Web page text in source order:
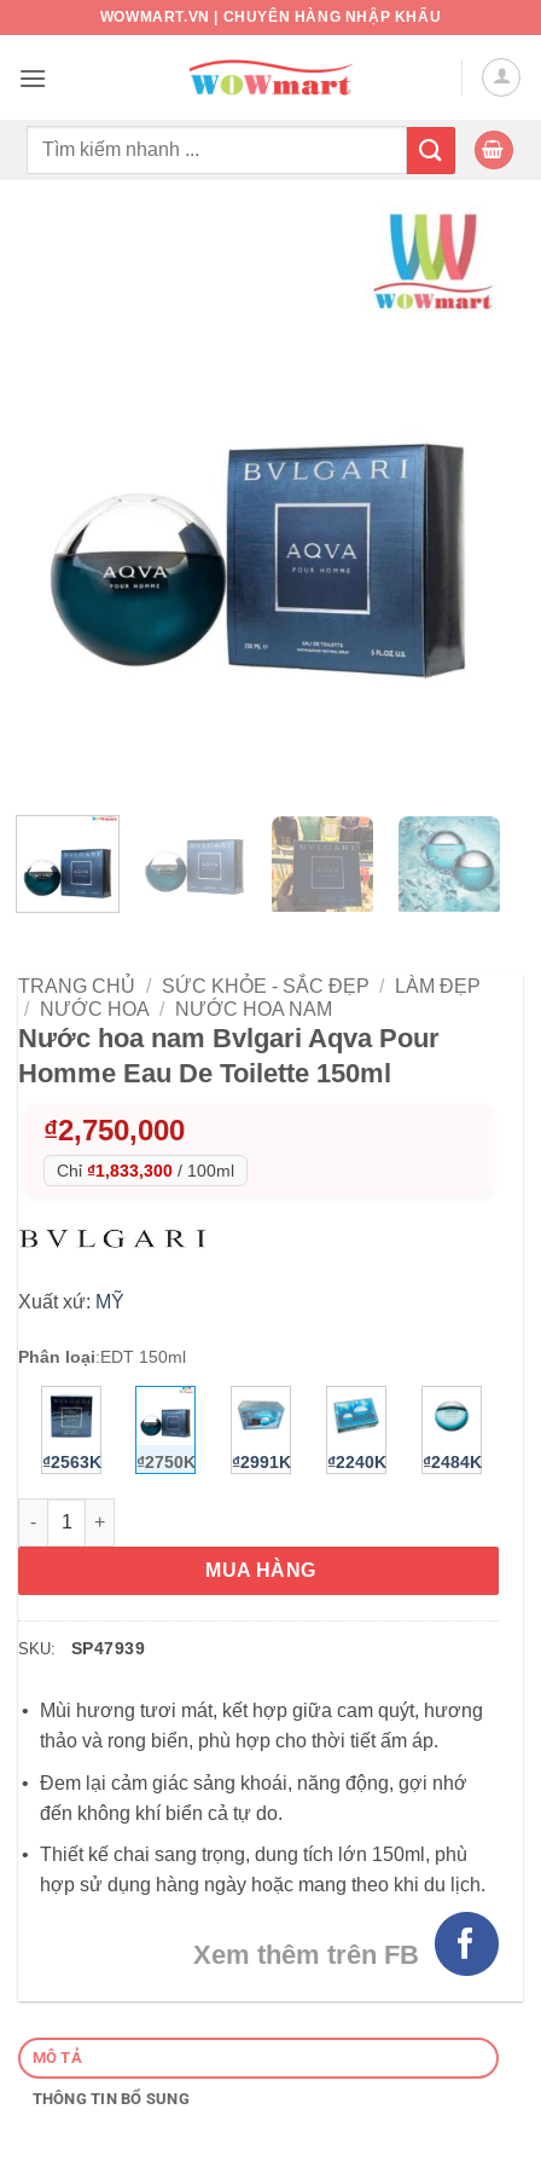
nội
WOWMART.VN | CHUYÊN HÀNG NHẬP KHẨU
Tìm
TRANG CHỦ / SỨC KHỎE - SẮC ĐẸP /
LÀM ĐẸP
/
NƯỚC HOA / NƯỚC HOA NAM
Nước hoa nam Bvlgari Aqva Pour
Homme Eau De Toilette 150ml
₫2,750,000
Chỉ ₫1,833,300 / 100ml
Xuất xứ: MỸ
Phân loại:EDT 150ml
₫2563K ₫2750K ₫2991K ₫2240K ₫2484K
Nước hoa nam Bvlgari Aqva Pour Homme Eau De Toilette
MUA HÀNG
SKU: SP47939
Mùi hương tươi mát, kết hợp giữa cam quýt, hương
thảo và rong biển, phù hợp cho thời tiết ấm áp.
Đem lại cảm giác sảng khoái, năng động, gợi nhớ
đến không khí biển cả tự do.
Thiết kế chai sang trọng, dung tích lớn 150ml, phù
hợp sử dụng hàng ngày hoặc mang theo khi du lịch.
Xem thêm trên FB
MÔ TẢ
THÔNG TIN BỔ SUNG